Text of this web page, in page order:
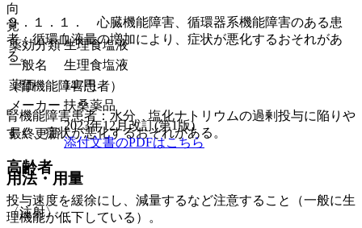
９．１．１． 心臓機能障害、循環器系機能障害のある患
者：循環血液量の増加により、症状が悪化するおそれがあ
る。
（腎機能障害患者）
腎機能障害患者：水分、塩化ナトリウムの過剰投与に陥りや
すく、症状が悪化するおそれがある。
高齢者
投与速度を緩徐にし、減量するなど注意すること（一般に生
理機能が低下している）。
向
覚
薬効分類 生理食塩液
一般名
生理食塩液
薬価
147円
メーカー 扶桑薬品
最終更新
2023年12月改訂(第1版)
添付文書のPDFはこちら
用法・用量
〈注射〉